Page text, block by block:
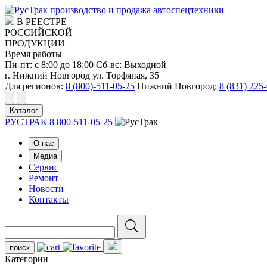
производство и продажа автоспецтехники
В РЕЕСТРЕ
РОССИЙСКОЙ
ПРОДУКЦИИ
Время работы
Пн-пт: с 8:00 до 18:00 Сб-вс: Выходной
г. Нижний Новгород ул. Торфяная, 35
Для регионов: 8 (800)-511-05-25 Нижний Новгород: 8 (831)
Каталог
РУСТРАК 8 800-511-05-25
О нас
Медиа
Сервис
Ремонт
Новости
Контакты
поиск
Категории